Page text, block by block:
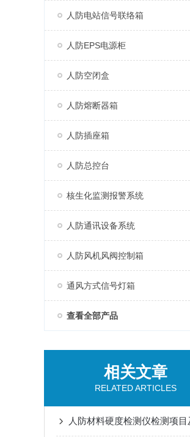
人防电站信号联络箱
人防EPS电源柜
人防空闭盒
人防熔断器箱
人防插座箱
人防总控台
核生化监测报警系统
人防通讯设备系统
人防风机风阀控制箱
通风方式信号灯箱
查看全部产品
相关文章
RELATED ARTICLES
人防材料硬度检测仪检测项